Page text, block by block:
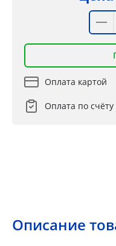
Оплата картой
Оплата по счёту
Описание